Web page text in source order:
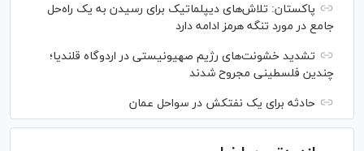
پاکستان: تلاش‌های دیپلماتیک برای رسیدن به یک راه‌حل
جامع در مورد تنگه هرمز ادامه دارد
تشدید خشونت‌های رژیم صهیونیستی در اردوگاه قلندیا؛
چندین فلسطینی مجروح شدند
حادثه برای یک نفتکش در سواحل عمان